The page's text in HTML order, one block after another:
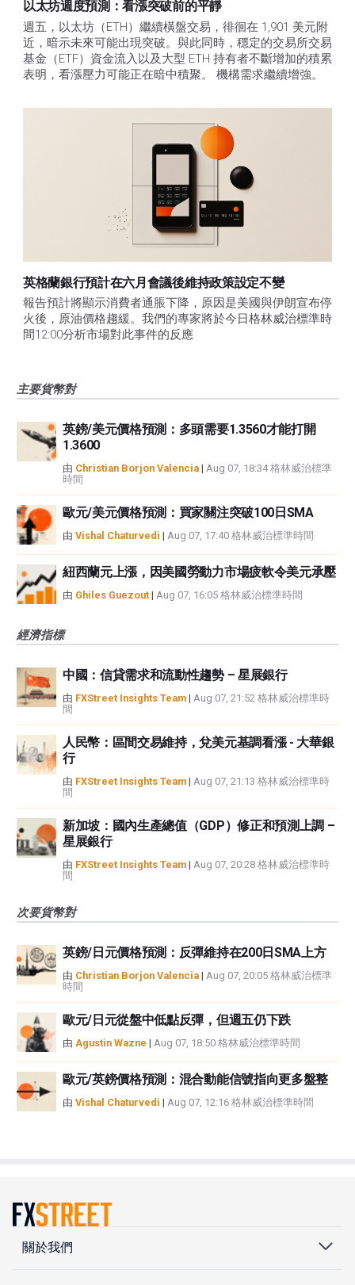
以太坊週度預測：看漲突破前的平靜
週五，以太坊（ETH）繼續橫盤交易，徘徊在 1,901 美元附
近，暗示未來可能出現突破。與此同時，穩定的交易所交易
基金（ETF）資金流入以及大型 ETH 持有者不斷增加的積累
表明，看漲壓力可能正在暗中積聚。 機構需求繼續增強。
英格蘭銀行預計在六月會議後維持政策設定不變
報告預計將顯示消費者通脹下降，原因是美國與伊朗宣布停
火後，原油價格趨緩。我們的專家將於今日格林威治標準時
間12:00分析市場對此事件的反應
主要貨幣對
英鎊/美元價格預測：多頭需要1.3560才能打開
1.3600
由 Christian Borjon Valencia | Aug 07, 18:34 格林威治標準
時間
歐元/美元價格預測：買家關注突破100日SMA
由 Vishal Chaturvedi | Aug 07, 17:40 格林威治標準時間
紐西蘭元上漲，因美國勞動力市場疲軟令美元承壓
由 Ghiles Guezout | Aug 07, 16:05 格林威治標準時間
經濟指標
中國：信貸需求和流動性趨勢 – 星展銀行
由 FXStreet Insights Team | Aug 07, 21:52 格林威治標準時
間
人民幣：區間交易維持，兌美元基調看漲 - 大華銀
行
由 FXStreet Insights Team | Aug 07, 21:13 格林威治標準時
間
新加坡：國內生產總值（GDP）修正和預測上調 –
星展銀行
由 FXStreet Insights Team | Aug 07, 20:28 格林威治標準時
間
次要貨幣對
英鎊/日元價格預測：反彈維持在200日SMA上方
由 Christian Borjon Valencia | Aug 07, 20:05 格林威治標準
時間
歐元/日元從盤中低點反彈，但週五仍下跌
由 Agustin Wazne | Aug 07, 18:50 格林威治標準時間
歐元/英鎊價格預測：混合動能信號指向更多盤整
由 Vishal Chaturvedi | Aug 07, 12:16 格林威治標準時間
關於我們